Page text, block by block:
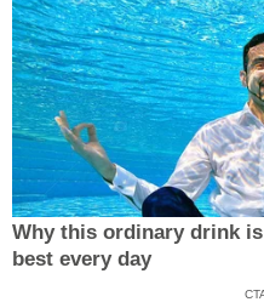
Why this ordinary drink
best every day